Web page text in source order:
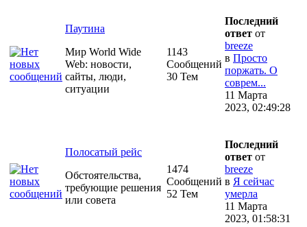
Паутина
Мир World Wide
Web: новости,
сайты, люди,
ситуации
1143
Сообщений
30 Тем
Последний
ответ от
breeze
в Просто
поржать. О
соврем...
11 Марта
2023, 02:49:28
Полосатый рейс
Обстоятельства,
требующие решения
или совета
1474
Сообщений
52 Тем
Последний
ответ от
breeze
в Я сейчас
умерла
11 Марта
2023, 01:58:31